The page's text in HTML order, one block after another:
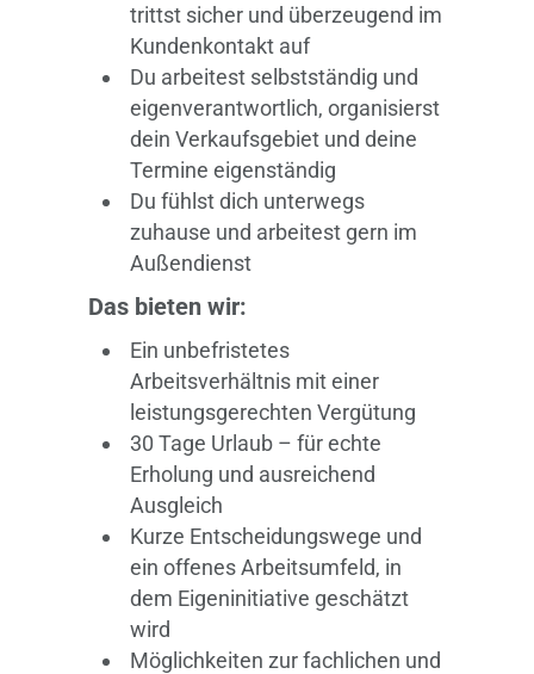
trittst sicher und überzeugend im
Kundenkontakt auf
Du arbeitest selbstständig und
eigenverantwortlich, organisierst
dein Verkaufsgebiet und deine
Termine eigenständig
Du fühlst dich unterwegs
zuhause und arbeitest gern im
Außendienst
Das bieten wir:
Ein unbefristetes
Arbeitsverhältnis mit einer
leistungsgerechten Vergütung
30 Tage Urlaub – für echte
Erholung und ausreichend
Ausgleich
Kurze Entscheidungswege und
ein offenes Arbeitsumfeld, in
dem Eigeninitiative geschätzt
wird
Möglichkeiten zur fachlichen und